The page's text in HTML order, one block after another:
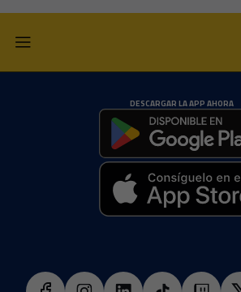
DESCARGAR LA APP AHORA